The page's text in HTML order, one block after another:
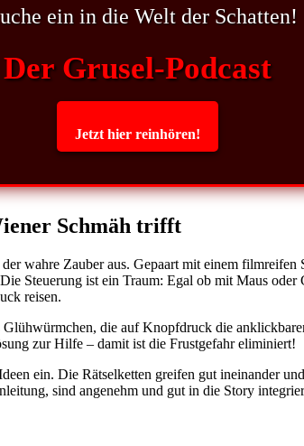
ein in die Welt der Schatten!
Der Grusel-Podcast
Jetzt hier reinhören!
Schmäh trifft
wahre Zauber aus. Gepaart mit einem
Steuerung ist ein Traum: Egal ob mit Maus
reisen.
die auf Knopfdruck die
zur Hilfe – damit ist die Frustgefahr eliminiert!
ein. Die Rätselketten greifen gut ineinander
sind angenehm und gut in die Story